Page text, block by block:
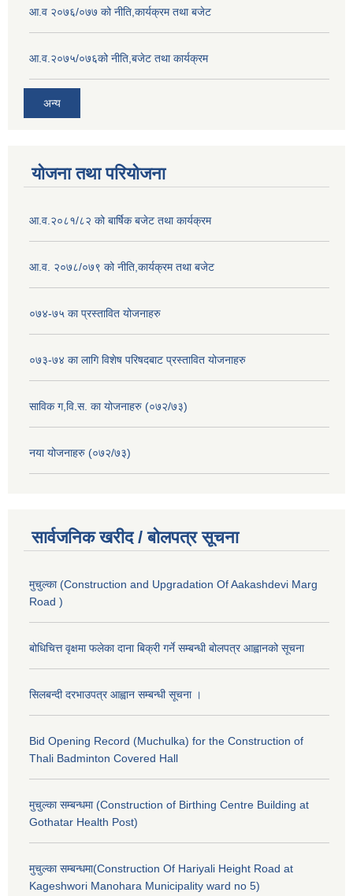
आ.व २०७६/०७७ को नीति,कार्यक्रम तथा बजेट
आ.व.२०७५/०७६को नीति,बजेट तथा कार्यक्रम
अन्य
योजना तथा परियोजना
आ.व.२०८१/८२ को बार्षिक बजेट तथा कार्यक्रम
आ.व. २०७८/०७९ को नीति,कार्यक्रम तथा बजेट
०७४-७५ का प्रस्तावित योजनाहरु
०७३-७४ का लागि विशेष परिषदबाट प्रस्तावित योजनाहरु
साविक ग,वि.स. का योजनाहरु (०७२/७३)
नया योजनाहरु (०७२/७३)
सार्वजनिक खरीद / बोलपत्र सूचना
मुचुल्का (Construction and Upgradation Of Aakashdevi Marg
Road )
बोधिचित्त वृक्षमा फलेका दाना बिक्री गर्ने सम्बन्धी बोलपत्र आह्वानको सूचना
सिलबन्दी दरभाउपत्र आह्वान सम्बन्धी सूचना ।
Bid Opening Record (Muchulka) for the Construction of
Thali Badminton Covered Hall
मुचुल्का सम्बन्धमा (Construction of Birthing Centre Building at
Gothatar Health Post)
मुचुल्का सम्बन्धमा(Construction Of Hariyali Height Road at
Kageshwori Manohara Municipality ward no 5)